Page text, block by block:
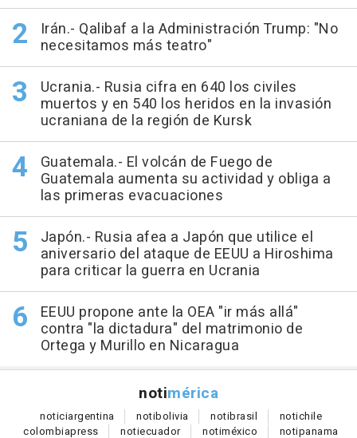
Irán.- Qalibaf a la Administración Trump: "No
necesitamos más teatro"
Ucrania.- Rusia cifra en 640 los civiles
muertos y en 540 los heridos en la invasión
ucraniana de la región de Kursk
Guatemala.- El volcán de Fuego de
Guatemala aumenta su actividad y obliga a
las primeras evacuaciones
Japón.- Rusia afea a Japón que utilice el
aniversario del ataque de EEUU a Hiroshima
para criticar la guerra en Ucrania
EEUU propone ante la OEA "ir más allá"
contra "la dictadura" del matrimonio de
Ortega y Murillo en Nicaragua
notimérica
noticiargentina notibolivia notibrasil notichile
colombiapress notiecuador notiméxico notipanama